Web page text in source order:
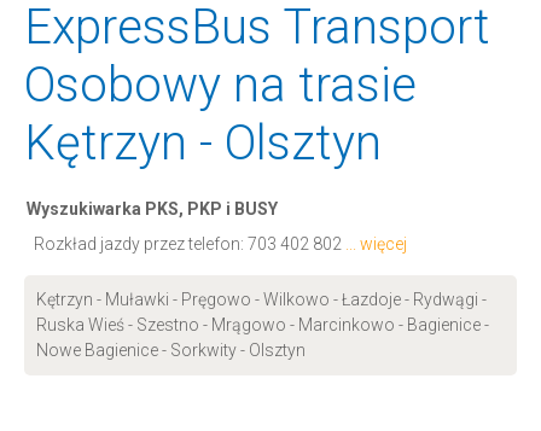
ExpressBus Transport
Osobowy na trasie
Kętrzyn - Olsztyn
Wyszukiwarka PKS, PKP i BUSY
Rozkład jazdy przez telefon: 703 402 802 ... więcej
Kętrzyn - Muławki - Pręgowo - Wilkowo - Łazdoje - Rydwągi -
Ruska Wieś - Szestno - Mrągowo - Marcinkowo - Bagienice -
Nowe Bagienice - Sorkwity - Olsztyn